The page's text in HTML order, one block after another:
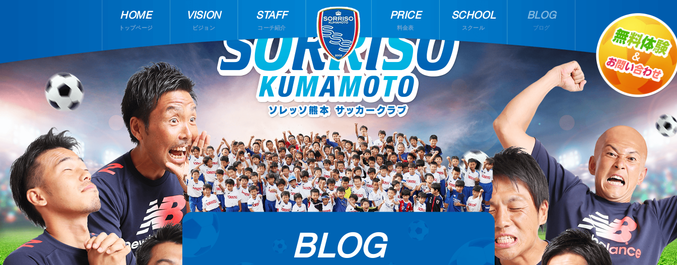
HOME
トップページ
VISION
ビジョン
STAFF
コーチ紹介
PRICE
料金表
SCHOOL
スクール
BLOG
ブログ
BLOG